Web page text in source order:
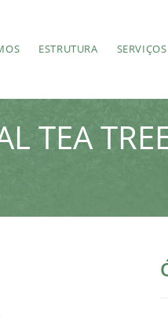
ESTRUTURA SERVIÇOS
TEA